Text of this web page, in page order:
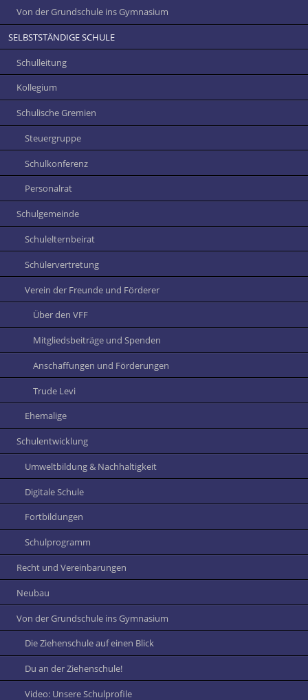
Von der Grundschule ins Gymnasium
SELBSTSTÄNDIGE SCHULE
Schulleitung
Kollegium
Schulische Gremien
Steuergruppe
Schulkonferenz
Personalrat
Schulgemeinde
Schulelternbeirat
Schülervertretung
Verein der Freunde und Förderer
Über den VFF
Mitgliedsbeiträge und Spenden
Anschaffungen und Förderungen
Trude Levi
Ehemalige
Schulentwicklung
Umweltbildung & Nachhaltigkeit
Digitale Schule
Fortbildungen
Schulprogramm
Recht und Vereinbarungen
Neubau
Von der Grundschule ins Gymnasium
Die Ziehenschule auf einen Blick
Du an der Ziehenschule!
Video: Unsere Schulprofile